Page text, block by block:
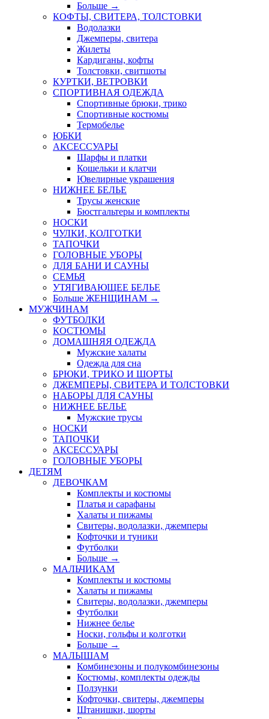
Больше →
КОФТЫ, СВИТЕРА, ТОЛСТОВКИ
Водолазки
Джемперы, свитера
Жилеты
Кардиганы, кофты
Толстовки, свитшоты
КУРТКИ, ВЕТРОВКИ
СПОРТИВНАЯ ОДЕЖДА
Спортивные брюки, трико
Спортивные костюмы
Термобелье
ЮБКИ
AКСЕССУАРЫ
Шарфы и платки
Кошельки и клатчи
Ювелирные украшения
НИЖНЕЕ БЕЛЬЕ
Трусы женские
Бюстгальтеры и комплекты
НОСКИ
ЧУЛКИ, КОЛГОТКИ
ТАПОЧКИ
ГОЛОВНЫЕ УБОРЫ
ДЛЯ БАНИ И САУНЫ
СЕМЬЯ
УТЯГИВАЮЩЕЕ БЕЛЬЕ
Больше ЖЕНЩИНАМ →
МУЖЧИНАМ
ФУТБОЛКИ
КОСТЮМЫ
ДОМАШНЯЯ ОДЕЖДА
Мужские халаты
Одежда для сна
БРЮКИ, ТРИКО И ШОРТЫ
ДЖЕМПЕРЫ, СВИТЕРА И ТОЛСТОВКИ
НАБОРЫ ДЛЯ САУНЫ
НИЖНЕЕ БЕЛЬЕ
Мужские трусы
НОСКИ
ТАПОЧКИ
АКСЕССУАРЫ
ГОЛОВНЫЕ УБОРЫ
ДЕТЯМ
ДЕВОЧКАМ
Комплекты и костюмы
Платья и сарафаны
Халаты и пижамы
Свитеры, водолазки, джемперы
Кофточки и туники
Футболки
Больше →
МАЛЬЧИКАМ
Комплекты и костюмы
Халаты и пижамы
Свитеры, водолазки, джемперы
Футболки
Нижнее белье
Носки, гольфы и колготки
Больше →
МАЛЫШАМ
Комбинезоны и полукомбинезоны
Костюмы, комплекты одежды
Ползунки
Кофточки, свитеры, джемперы
Штанишки, шорты